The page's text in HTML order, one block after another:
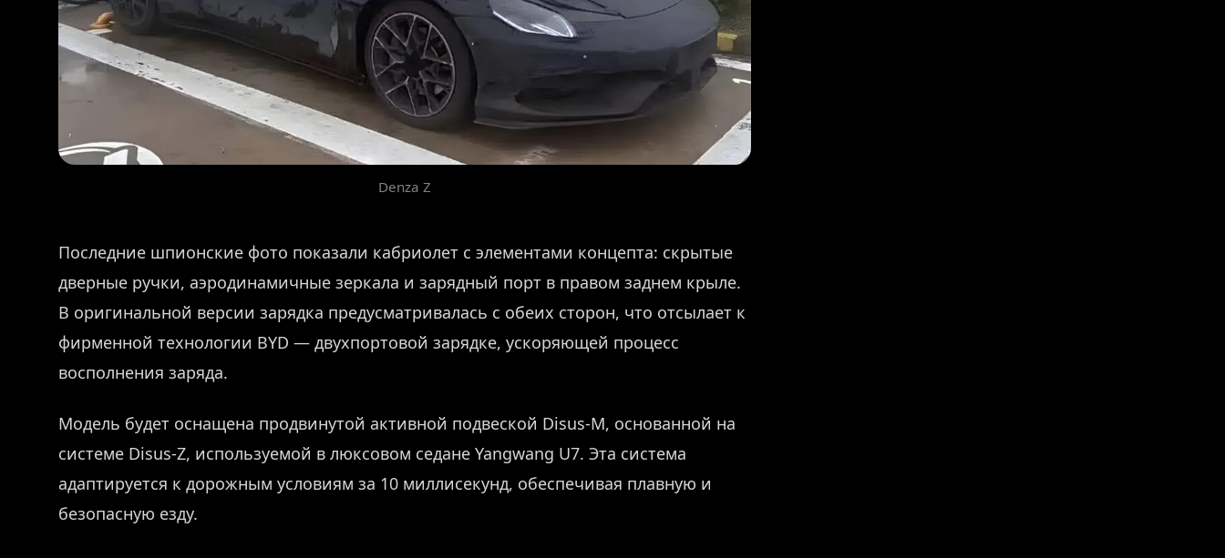
Denza Z
Последние шпионские фото показали кабриолет с элементами концепта: скрытые
дверные ручки, аэродинамичные зеркала и зарядный порт в правом заднем крыле.
В оригинальной версии зарядка предусматривалась с обеих сторон, что отсылает к
фирменной технологии BYD — двухпортовой зарядке, ускоряющей процесс
восполнения заряда.
Модель будет оснащена продвинутой активной подвеской Disus-M, основанной на
системе Disus-Z, используемой в люксовом седане Yangwang U7. Эта система
адаптируется к дорожным условиям за 10 миллисекунд, обеспечивая плавную и
безопасную езду.